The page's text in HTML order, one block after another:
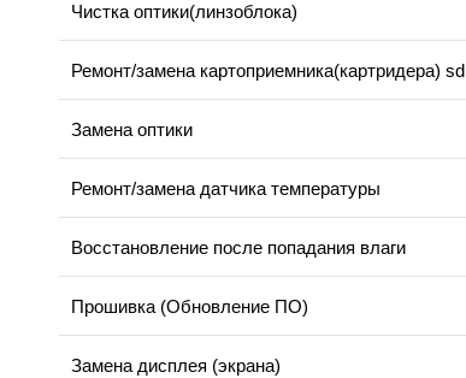
Чистка оптики(линзоблока)
Ремонт/замена картоприемника(картридера) sd
Замена оптики
Ремонт/замена датчика температуры
Восстановление после попадания влаги
Прошивка (Обновление ПО)
Замена дисплея (экрана)